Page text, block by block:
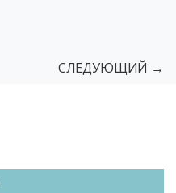
СЛЕДУЮЩИЙ →